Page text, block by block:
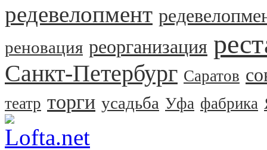
редевелопмент
реновация реорганизация
Санкт-Петербург Саратов
театр торги усадьба Уфа фабрика